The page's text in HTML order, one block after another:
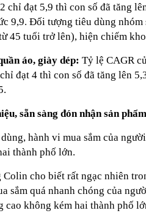
chỉ đạt 5,9 thì con số đã tăng
9,9. Đối tượng tiêu dùng
45 tuổi trở lên), hiện chiếm
áo, giày dép: Tỷ lệ CAGR
đạt 4 thì con số đã tăng lên
sẵn sàng đón nhận sản
hành vi mua sắm của
thành phố lớn.
Colin cho biết rất ngạc nhiên
sắm quá nhanh chóng của
cao không kém hai thành phố